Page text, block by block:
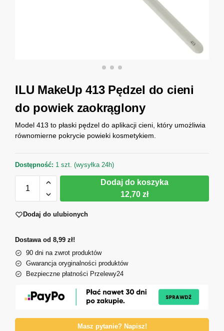
ILU MakeUp 413 Pędzel do cieni
do powiek zaokrąglony
Model 413 to płaski pędzel do aplikacji cieni, który umożliwia
równomierne pokrycie powieki kosmetykiem.
Dostępność: 1 szt. (wysyłka 24h)
Dodaj do koszyka
12,70 zł
Dodaj do ulubionych
Dostawa od 8,99 zł!
90 dni na zwrot produktów
Gwarancja oryginalności produktów
Bezpieczne płatności Przelewy24
Masz pytanie? Napisz!